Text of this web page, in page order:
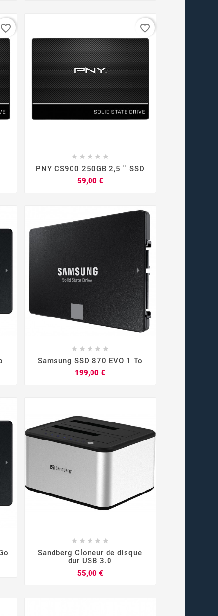
favorite_border
 
    
PNY CS900 250GB 2,5 '' SSD
59,00 €Prix
favorite_border
    
Samsung SSD 870 EVO 1 To
199,00 €
    
Sandberg Cloneur de disque
dur USB 3.0
55,00 €Prix